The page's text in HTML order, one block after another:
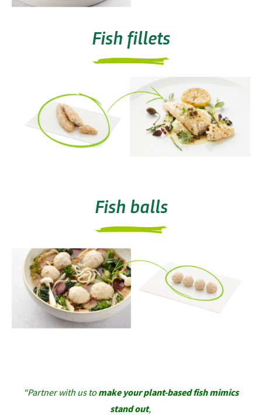
Fish fillets
Fish balls
“Partner with us to make your plant-based fish mimics
stand out,